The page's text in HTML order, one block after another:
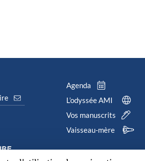
Agenda
L’odyssée AMI
Vos manuscrits
Vaisseau-mère